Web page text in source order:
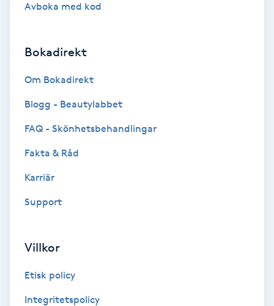
Klippning
Koppningsmassage
Avboka med kod
Bokadirekt
Om Bokadirekt
Blogg - Beautylabbet
FAQ - Skönhetsbehandlingar
Fakta & Råd
Karriär
Support
Villkor
Etisk policy
Integritetspolicy